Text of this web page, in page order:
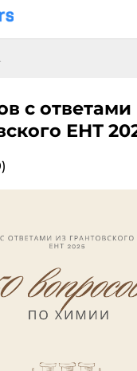
с
ЕНТ